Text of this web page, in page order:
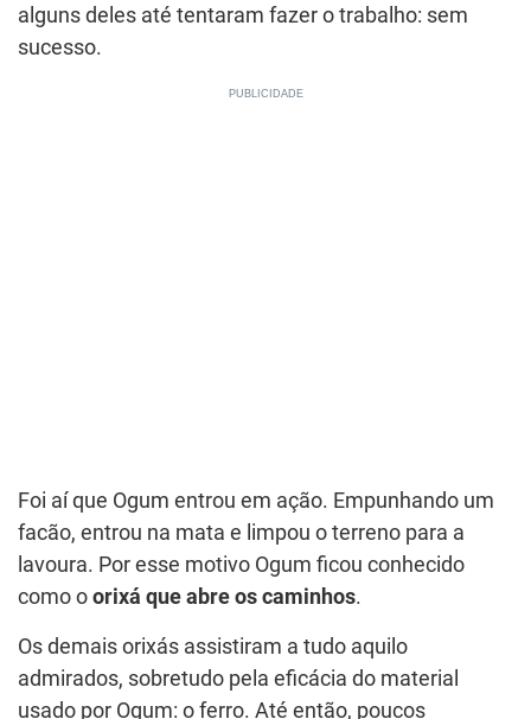
alguns deles até tentaram fazer o trabalho: sem
sucesso.
Foi aí que Ogum entrou em ação. Empunhando um
facão, entrou na mata e limpou o terreno para a
lavoura. Por esse motivo Ogum ficou conhecido
como o orixá que abre os caminhos.
Os demais orixás assistiram a tudo aquilo
admirados, sobretudo pela eficácia do material
usado por Ogum: o ferro. Até então, poucos